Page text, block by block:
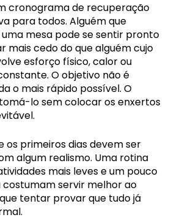
cronograma de recuperação
para todos. Alguém que
mesa pode se sentir pronto
mais cedo do que alguém cujo
esforço físico, calor ou
O objetivo não é
o mais rápido possível. O
lo sem colocar os enxertos
os primeiros dias devem ser
algum realismo. Uma rotina
mais leves e um pouco
costumam servir melhor ao
tentar provar que tudo já